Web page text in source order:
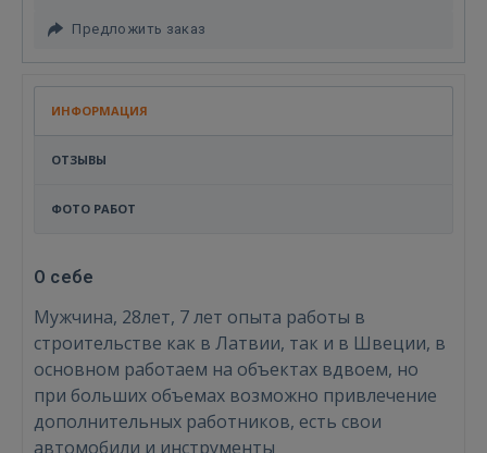
Предложить заказ
ИНФОРМАЦИЯ
ОТЗЫВЫ
ФОТО РАБОТ
О себе
Мужчина, 28лет, 7 лет опыта работы в
строительстве как в Латвии, так и в Швеции, в
основном работаем на объектах вдвоем, но
при больших объемах возможно привлечение
дополнительных работников, есть свои
автомобили и инструменты